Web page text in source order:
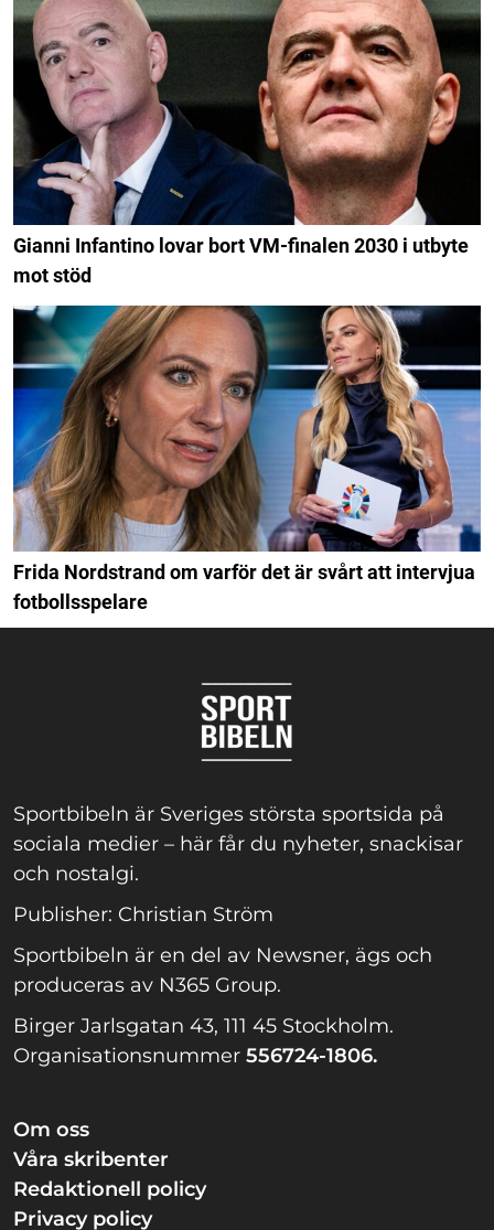
Gianni Infantino lovar bort VM-finalen 2030 i utbyte
mot stöd
Frida Nordstrand om varför det är svårt att intervjua
fotbollsspelare
Sportbibeln är Sveriges största sportsida på
sociala medier – här får du nyheter, snackisar
och nostalgi.
Publisher: Christian Ström
Sportbibeln är en del av Newsner, ägs och
produceras av N365 Group.
Birger Jarlsgatan 43, 111 45 Stockholm.
Organisationsnummer 556724-1806.
Om oss
Våra skribenter
Redaktionell policy
Privacy policy